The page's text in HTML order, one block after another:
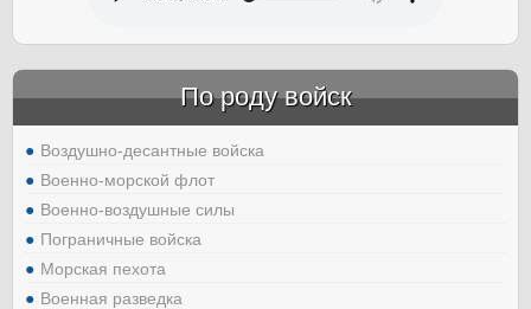
По роду войск
Воздушно-десантные войска
Военно-морской флот
Военно-воздушные силы
Пограничные войска
Морская пехота
Военная разведка